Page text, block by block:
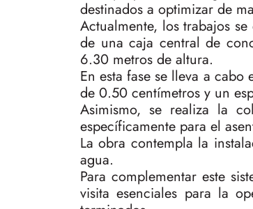
destinados a optimizar de
Actualmente, los trabajos
de una caja central de
6.30 metros de altura.
En esta fase se lleva a
de 0.50 centímetros y un
Asimismo, se realiza la
específicamente para el
La obra contempla la
agua.
Para complementar este
visita esenciales para la